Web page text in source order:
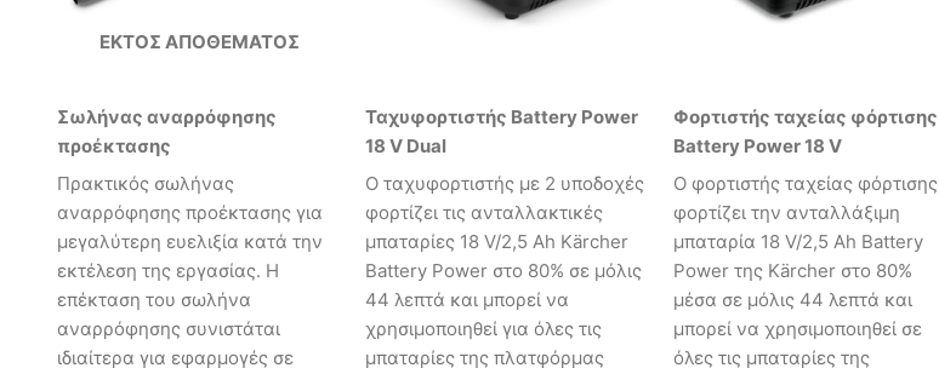
ΕΚΤΌΣ ΑΠΟΘΈΜΑΤΟΣ
Σωλήνας αναρρόφησης
προέκτασης
Πρακτικός σωλήνας
αναρρόφησης προέκτασης για
μεγαλύτερη ευελιξία κατά την
εκτέλεση της εργασίας. Η
επέκταση του σωλήνα
αναρρόφησης συνιστάται
ιδιαίτερα για εφαρμογές σε
Ταχυφορτιστής Battery Power
18 V Dual
Ο ταχυφορτιστής με 2 υποδοχές
φορτίζει τις ανταλλακτικές
μπαταρίες 18 V/2,5 Ah Kärcher
Battery Power στο 80% σε μόλις
44 λεπτά και μπορεί να
χρησιμοποιηθεί για όλες τις
μπαταρίες της πλατφόρμας
Φορτιστής ταχείας φόρτισης
Battery Power 18 V
Ο φορτιστής ταχείας φόρτισης
φορτίζει την ανταλλάξιμη
μπαταρία 18 V/2,5 Ah Battery
Power της Kärcher στο 80%
μέσα σε μόλις 44 λεπτά και
μπορεί να χρησιμοποιηθεί σε
όλες τις μπαταρίες της